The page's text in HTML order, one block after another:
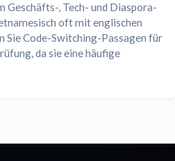
Geschäfts-, Tech- und Diaspora-
oft mit englischen
Sie Code-Switching-Passagen für
da sie eine häufige